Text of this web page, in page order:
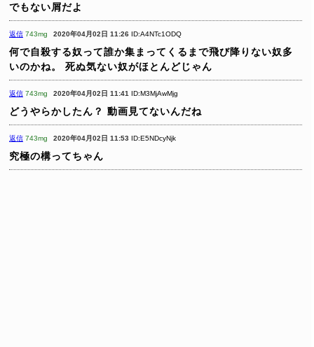
でもない屑だよ
返信 743mg 2020年04月02日 11:26 ID:A4NTc1ODQ
何で自殺する奴って誰か集まってくるまで飛び降りない奴多
いのかね。
死ぬ気ない奴がほとんどじゃん
返信 743mg 2020年04月02日 11:41 ID:M3MjAwMjg
どうやらかしたん？ 動画見てないんだね
返信 743mg 2020年04月02日 11:53 ID:E5NDcyNjk
究極の構ってちゃん